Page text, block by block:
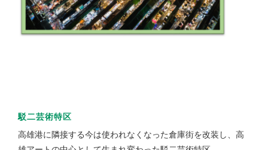
駁二芸術特区
高雄港に隣接する今は使われなくなった倉庫街を改装し、高